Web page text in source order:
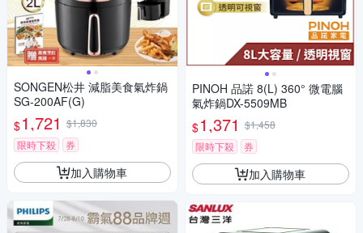
SONGEN松井 減脂美食氣炸鍋
SG-200AF(G)
$1,721 $1,830
限時下殺
券
加入購物車
PINOH 品諾 8(L) 360° 微電腦
氣炸鍋DX-5509MB
$1,371 $1,458
限時下殺
券
加入購物車